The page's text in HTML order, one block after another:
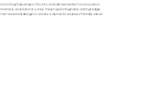
Dubai Expo City into a landmark center for innovation,
and cultural zones, the project integrates cutting-edge
centered design to create a dynamic and eco-friendly urban